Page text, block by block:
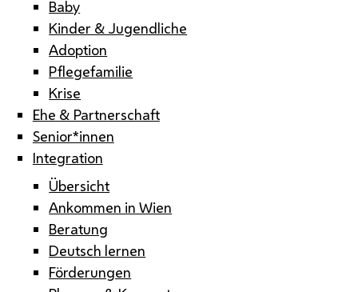
Baby
Kinder & Jugendliche
Adoption
Pflegefamilie
Krise
Ehe & Partnerschaft
Senior*innen
Integration
Übersicht
Ankommen in Wien
Beratung
Deutsch lernen
Förderungen